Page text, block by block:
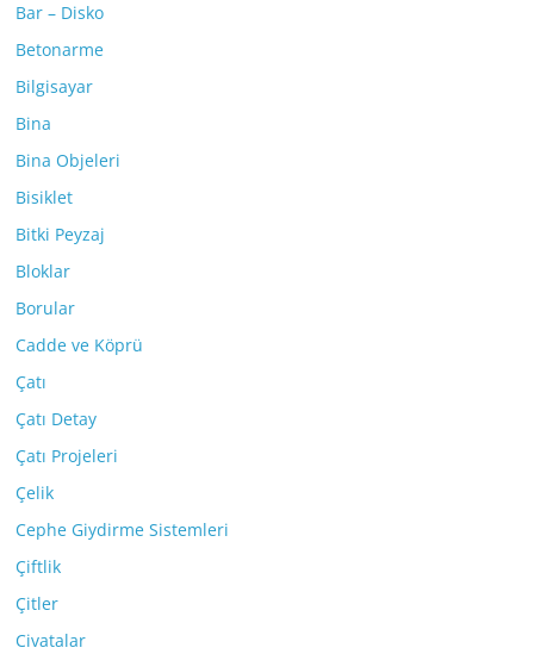
Bar – Disko
Betonarme
Bilgisayar
Bina
Bina Objeleri
Bisiklet
Bitki Peyzaj
Bloklar
Borular
Cadde ve Köprü
Çatı
Çatı Detay
Çatı Projeleri
Çelik
Cephe Giydirme Sistemleri
Çiftlik
Çitler
Civatalar